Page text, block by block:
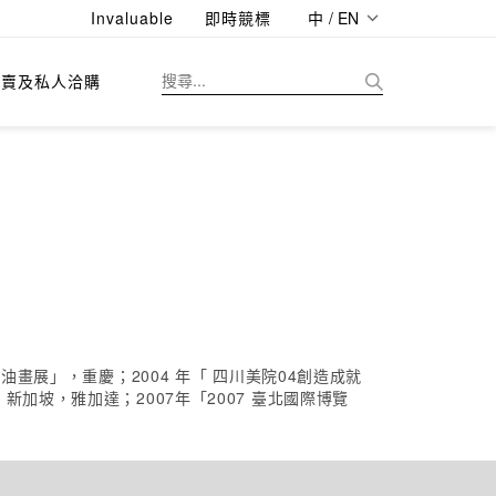
Invaluable 即時競標 中 / EN
及私人洽購
畫展」，重慶；2004 年「 四川美院04創造成就
加坡，雅加達；2007年「2007 臺北國際博覽